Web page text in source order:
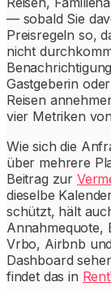
— sobald Sie
Preisregeln so,
nicht
Gastgeberin
Reisen
vier Metriken
Wie sich die
über mehrere
Beitrag zur
dieselbe
schützt, hält
Annahmequote,
Vrbo, Airbnb
Dashboard
findet das in